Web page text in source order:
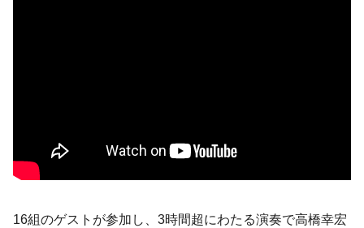
16組のゲストが参加し、3時間超にわたる演奏で高橋幸宏